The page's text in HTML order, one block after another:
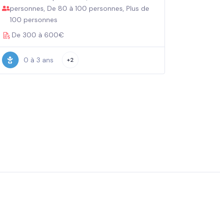
personnes, De 80 à 100 personnes, Plus de
100 personnes
De 300 à 600€
0 à 3 ans +2